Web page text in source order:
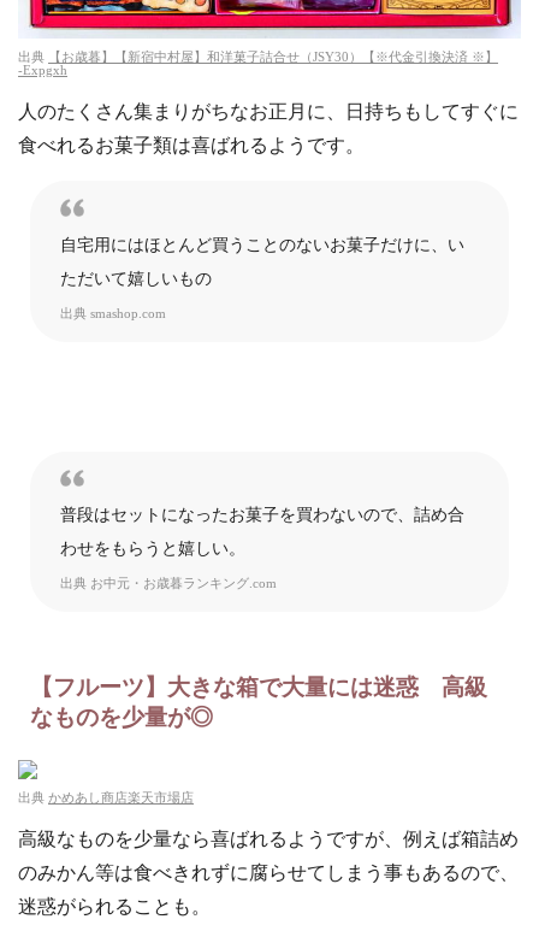
出典
【お歳暮】【新宿中村屋】和洋菓子詰合せ（JSY30）【※代金引換決済 ※】
‐Expgxh
人のたくさん集まりがちなお正月に、日持ちもしてすぐに
食べれるお菓子類は喜ばれるようです。
自宅用にはほとんど買うことのないお菓子だけに、い
ただいて嬉しいもの
出典 smashop.com
普段はセットになったお菓子を買わないので、詰め合
わせをもらうと嬉しい。
出典 お中元・お歳暮ランキング.com
【フルーツ】大きな箱で大量には迷惑 高級
なものを少量が◎
出典 かめあし商店楽天市場店
高級なものを少量なら喜ばれるようですが、例えば箱詰め
のみかん等は食べきれずに腐らせてしまう事もあるので、
迷惑がられることも。